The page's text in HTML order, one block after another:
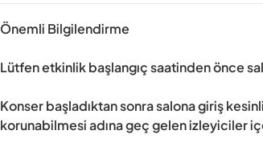
Önemli Bilgilendirme
Lütfen etkinlik başlangıç saatinden önce
Konser başladıktan sonra salona giriş
korunabilmesi adına geç gelen izleyiciler